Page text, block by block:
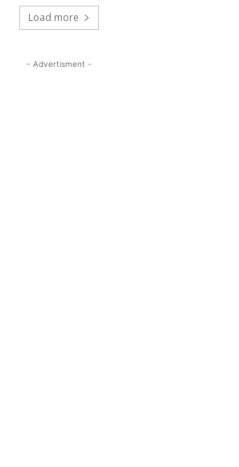
Load more
- Advertisment -